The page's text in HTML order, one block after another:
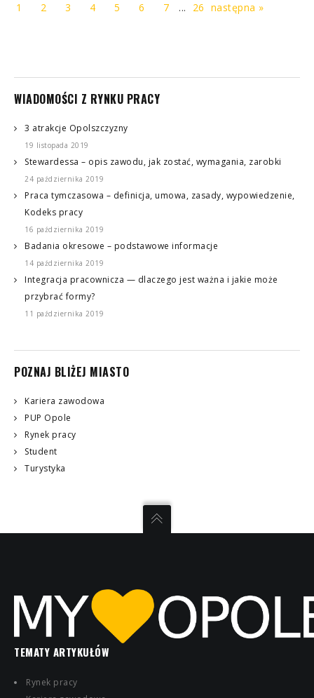
1 2 3 4 5 6 7 ... 26 następna »
WIADOMOŚCI Z RYNKU PRACY
3 atrakcje Opolszczyzny
19 listopada 2019
Stewardessa – opis zawodu, jak zostać, wymagania, zarobki
24 października 2019
Praca tymczasowa – definicja, umowa, zasady, wypowiedzenie,
Kodeks pracy
16 października 2019
Badania okresowe – podstawowe informacje
14 października 2019
Integracja pracownicza — dlaczego jest ważna i jakie może
przybrać formy?
11 października 2019
POZNAJ BLIŻEJ MIASTO
Kariera zawodowa
PUP Opole
Rynek pracy
Student
Turystyka
TEMATY ARTYKUŁÓW
Rynek pracy